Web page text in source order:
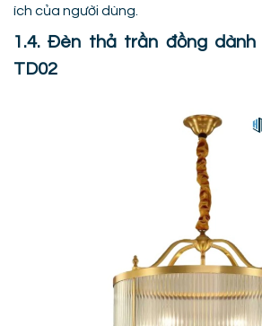
ích của người dùng.
1.4. Đèn thả trần đồng
TD02